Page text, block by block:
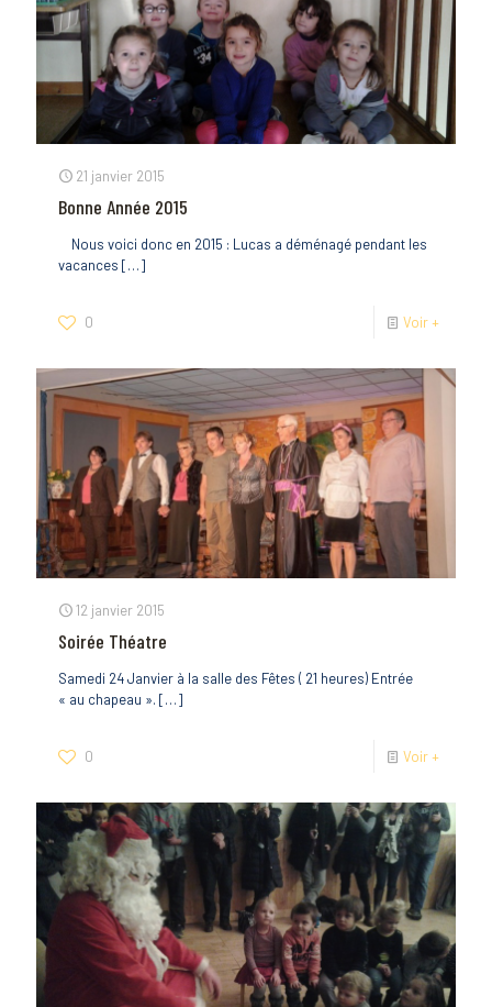
21 janvier 2015
Bonne Année 2015
Nous voici donc en 2015 : Lucas a déménagé pendant les
vacances […]
0 Voir +
12 janvier 2015
Soirée Théatre
Samedi 24 Janvier à la salle des Fêtes ( 21 heures) Entrée
« au chapeau ». […]
0 Voir +